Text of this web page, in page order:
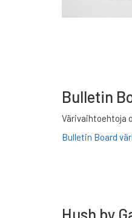
Bulletin
Värivaihtoehtoja
Bulletin Board
Hush by